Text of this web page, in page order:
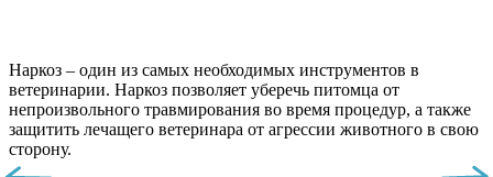
Наркоз – один из самых необходимых инструментов в
ветеринарии. Наркоз позволяет уберечь питомца от
непроизвольного травмирования во время процедур, а также
защитить лечащего ветеринара от агрессии животного в свою
сторону.